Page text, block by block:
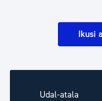
Ikusi
Udal-atala